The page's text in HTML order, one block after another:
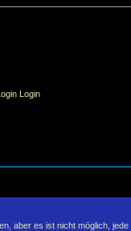
Login
aber es ist nicht möglich,